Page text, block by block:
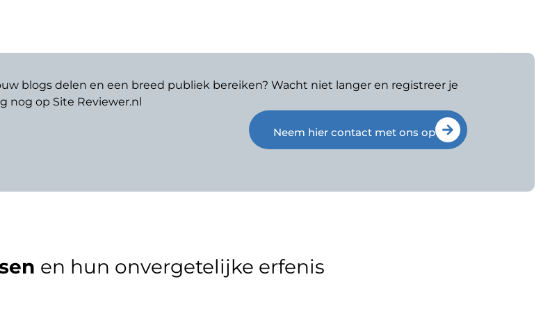
blogs delen en een breed publiek bereiken? Wacht niet langer en registreer je
nog op Site Reviewer.nl
Neem hier contact met ons op
en hun onvergetelijke erfenis